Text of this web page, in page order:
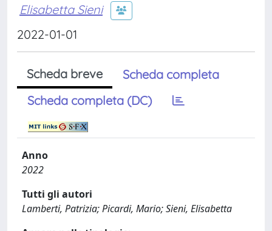
Elisabetta Sieni
2022-01-01
Scheda breve
Scheda completa
Scheda completa (DC)
Anno
2022
Tutti gli autori
Lamberti, Patrizia; Picardi, Mario; Sieni, Elisabetta